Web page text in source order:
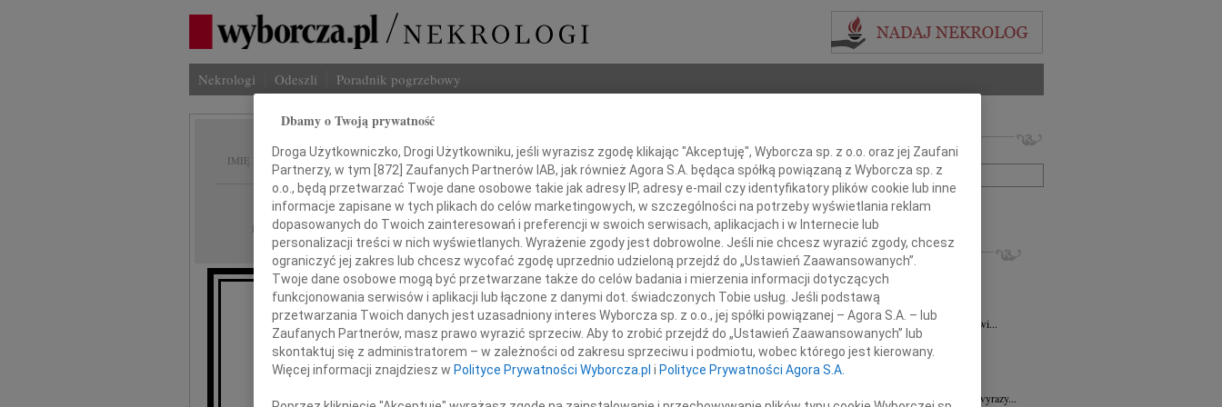
Nekrologi Odeszli Poradnik pogrzebowy
IMIĘ I NAZWISKO: Adam Zych
REGION: Wrocław
DATA EMISJI: 15.01.2026
Z głębokim żalem przyjęliśmy wiadomość o śmierci
Imię i nazwisko lub numer ogłoszenia:
+ szukanie zaawansowane
INNE NEKROLOGI
Barbara Korony07.08.2026 Wrocław
Z głębokim żalem i smutkiem przyjęliśmy...
Lucyna Wróbel06.08.2026
Naszemu Przyjacielowi Michałowi Łuczakowi...
06.08.2026
Wrocław
Annie Ciskowskiej wyrazy najgłębszego...
31.07.2026
Panu Sędziemu Januszowi Kaspryszynowi wyrazy...
Dbamy o Twoją prywatność
Droga Użytkowniczko, Drogi Użytkowniku, jeśli wyrazisz zgodę klikając "Akceptuję", Wyborcza sp. z o.o. oraz jej Zaufani
Partnerzy, w tym [872] Zaufanych Partnerów IAB, jak również Agora S.A. będąca spółką powiązaną z Wyborcza sp. z
o.o., będą przetwarzać Twoje dane osobowe takie jak adresy IP, adresy e-mail czy identyfikatory plików cookie lub inne
informacje zapisane w tych plikach do celów marketingowych, w szczególności na potrzeby wyświetlania reklam
dopasowanych do Twoich zainteresowań i preferencji w swoich serwisach, aplikacjach i w Internecie lub
personalizacji treści w nich wyświetlanych. Wyrażenie zgody jest dobrowolne. Jeśli nie chcesz wyrazić zgody, chcesz
ograniczyć jej zakres lub chcesz wycofać zgodę uprzednio udzieloną przejdź do „Ustawień Zaawansowanych”.
Twoje dane osobowe mogą być przetwarzane także do celów badania i mierzenia informacji dotyczących
funkcjonowania serwisów i aplikacji lub łączone z danymi dot. świadczonych Tobie usług. Jeśli podstawą
przetwarzania Twoich danych jest uzasadniony interes Wyborcza sp. z o.o., jej spółki powiązanej – Agora S.A. – lub
Zaufanych Partnerów, masz prawo wyrazić sprzeciw. Aby to zrobić przejdź do „Ustawień Zaawansowanych” lub
skontaktuj się z administratorem – w zależności od zakresu sprzeciwu i podmiotu, wobec którego jest kierowany.
Więcej informacji znajdziesz w Polityce Prywatności Wyborcza.pl i Polityce Prywatności Agora S.A.